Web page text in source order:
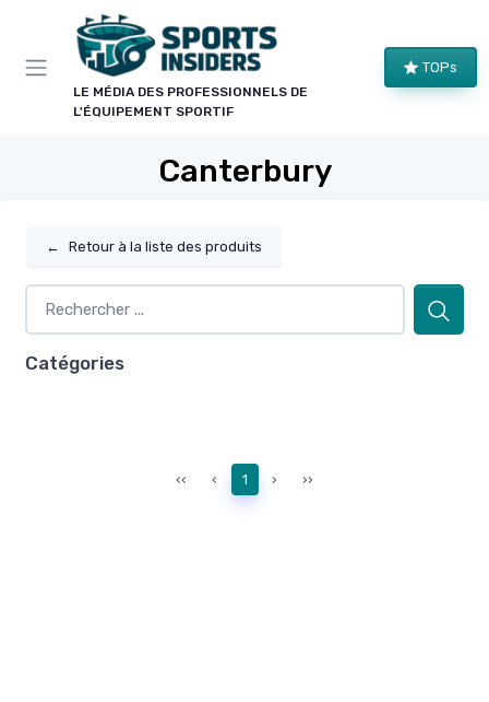
LE MÉDIA DES PROFESSIONNELS DE
L'ÉQUIPEMENT SPORTIF
TOPs
Canterbury
← Retour à la liste des produits
Catégories
‹‹ ‹ 1 › ››
Panneau de gestion des cookies